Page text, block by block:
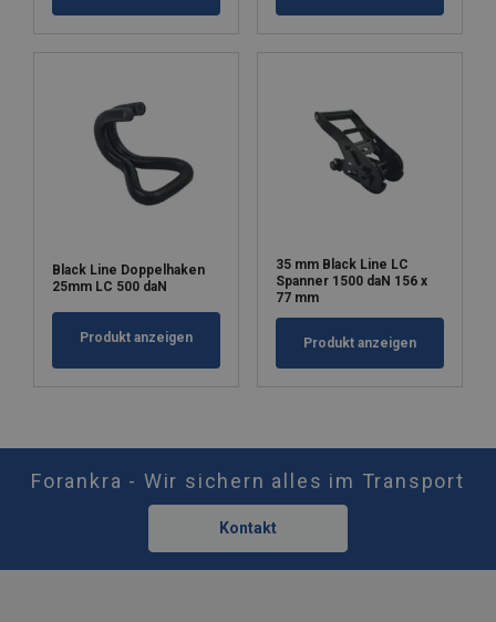
Black Line Doppelhaken
25mm LC 500 daN
Produkt anzeigen
35 mm Black Line LC
Spanner 1500 daN 156 x
77 mm
Produkt anzeigen
Forankra - Wir sichern alles im Transport
Kontakt